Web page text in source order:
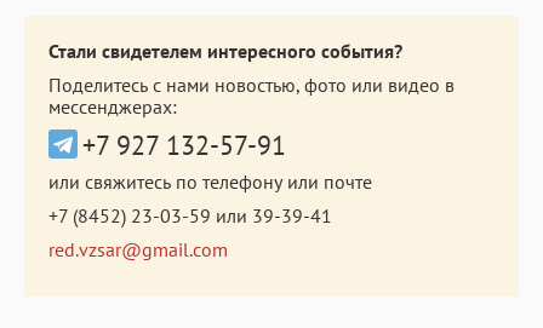
Стали свидетелем интересного события?
Поделитесь с нами новостью, фото или видео в
мессенджерах:
+7 927 132-57-91
или свяжитесь по телефону или почте
+7 (8452) 23-03-59 или 39-39-41
red.vzsar@gmail.com